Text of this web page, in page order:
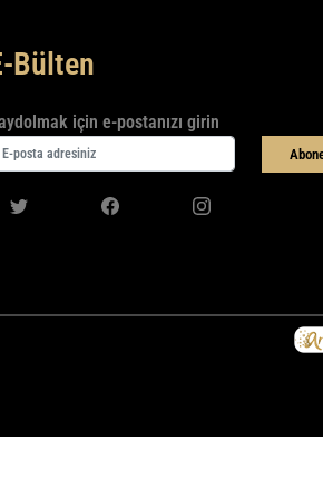
Bülten
için e-postanızı girin